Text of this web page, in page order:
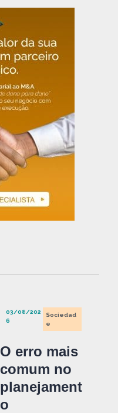
03/08/202
6
Sociedad
e
O erro mais
comum no
planejament
o